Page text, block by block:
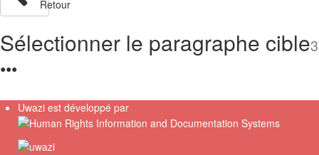
Retour
Sélectionner le paragraphe cible3
●●●
Uwazi est développé par